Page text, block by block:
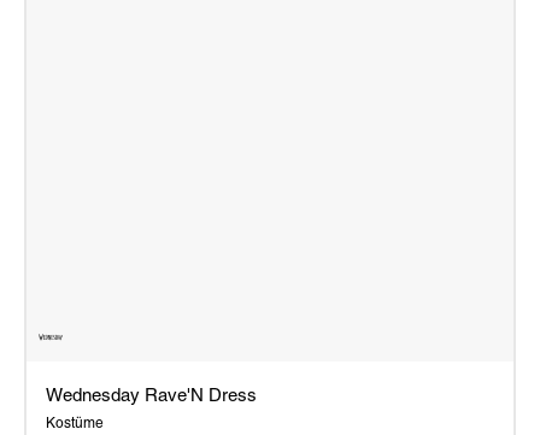
Wednesday Rave'N Dress
Kostüme